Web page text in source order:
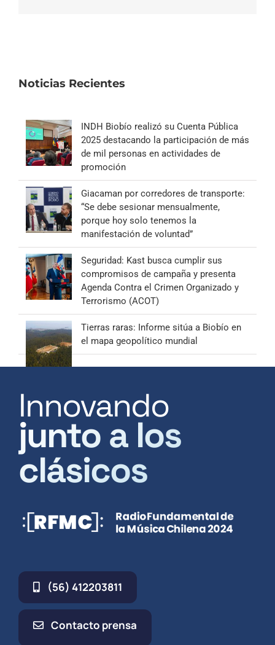
Noticias Recientes
INDH Biobío realizó su Cuenta Pública
2025 destacando la participación de más
de mil personas en actividades de
promoción
Giacaman por corredores de transporte:
“Se debe sesionar mensualmente,
porque hoy solo tenemos la
manifestación de voluntad”
Seguridad: Kast busca cumplir sus
compromisos de campaña y presenta
Agenda Contra el Crimen Organizado y
Terrorismo (ACOT)
Tierras raras: Informe sitúa a Biobío en
el mapa geopolítico mundial
Innovando
junto a los
clásicos
(56) 412203811
Contacto prensa